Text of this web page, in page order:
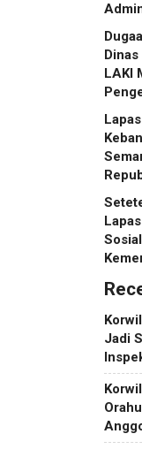
LAKI
Jadi